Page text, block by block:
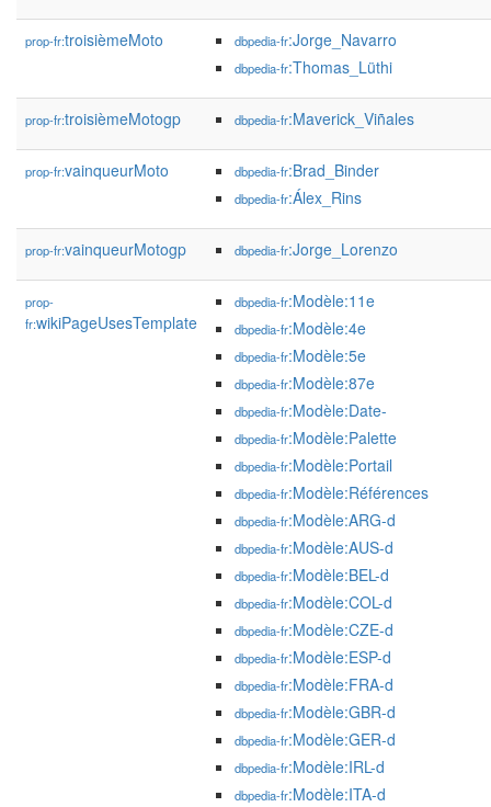
prop-fr:troisièmeMoto dbpedia-fr:Jorge_Navarro
dbpedia-fr:Thomas_Lüthi
prop-fr:troisièmeMotogp dbpedia-fr:Maverick_Viñales
prop-fr:vainqueurMoto dbpedia-fr:Brad_Binder
dbpedia-fr:Álex_Rins
prop-fr:vainqueurMotogp dbpedia-fr:Jorge_Lorenzo
prop-
fr:wikiPageUsesTemplate
dbpedia-fr:Modèle:11e
dbpedia-fr:Modèle:4e
dbpedia-fr:Modèle:5e
dbpedia-fr:Modèle:87e
dbpedia-fr:Modèle:Date-
dbpedia-fr:Modèle:Palette
dbpedia-fr:Modèle:Portail
dbpedia-fr:Modèle:Références
dbpedia-fr:Modèle:ARG-d
dbpedia-fr:Modèle:AUS-d
dbpedia-fr:Modèle:BEL-d
dbpedia-fr:Modèle:COL-d
dbpedia-fr:Modèle:CZE-d
dbpedia-fr:Modèle:ESP-d
dbpedia-fr:Modèle:FRA-d
dbpedia-fr:Modèle:GBR-d
dbpedia-fr:Modèle:GER-d
dbpedia-fr:Modèle:IRL-d
dbpedia-fr:Modèle:ITA-d